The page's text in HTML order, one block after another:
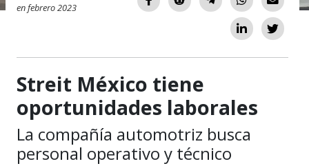
en febrero 2023
Streit México tiene
oportunidades laborales
La compañía automotriz busca
personal operativo y técnico